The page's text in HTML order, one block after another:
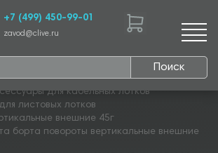
Поиск
+7 (499) 450-99-01
zavod@clive.ru
для кабельных лотков
листовых лотков
внешние 45г
борта повороты вертикальные внешние